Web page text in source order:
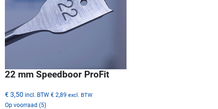
22 mm Speedboor ProFit
€ 3,50 incl. BTW € 2,89 excl. BTW
Op voorraad (5)